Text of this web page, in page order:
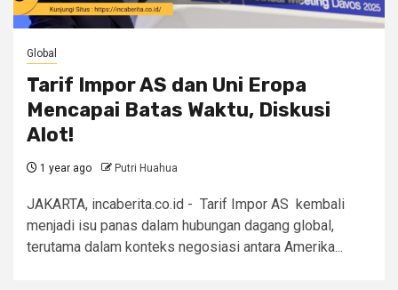
Global
Tarif Impor AS dan Uni Eropa
Mencapai Batas Waktu, Diskusi
Alot!
1 year ago Putri Huahua
JAKARTA, incaberita.co.id - Tarif Impor AS kembali
menjadi isu panas dalam hubungan dagang global,
terutama dalam konteks negosiasi antara Amerika...